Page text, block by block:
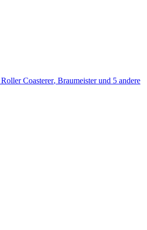
Coasterer, Braumeisterund 5 andere